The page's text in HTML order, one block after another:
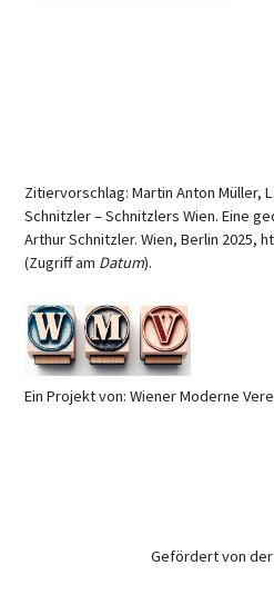
Zitiervorschlag: Martin Anton Müller,
Schnitzler – Schnitzlers Wien. Eine
Arthur Schnitzler. Wien, Berlin
(Zugriff am Datum).
Ein Projekt von: Wiener Moderne
Gefördert von der